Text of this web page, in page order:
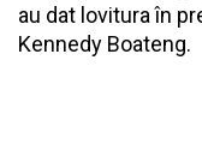
au dat lovitura în
Kennedy Boateng.